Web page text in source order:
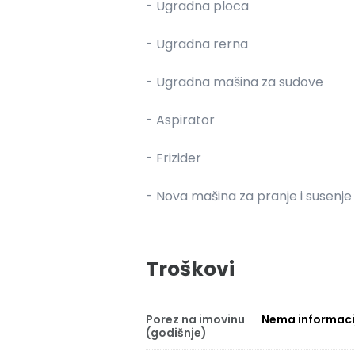
- Ugradna ploca
- Ugradna rerna
- Ugradna mašina za sudove
- Aspirator
- Frizider
- Nova mašina za pranje i susenje
Troškovi
Porez na imovinu
(godišnje)
Nema